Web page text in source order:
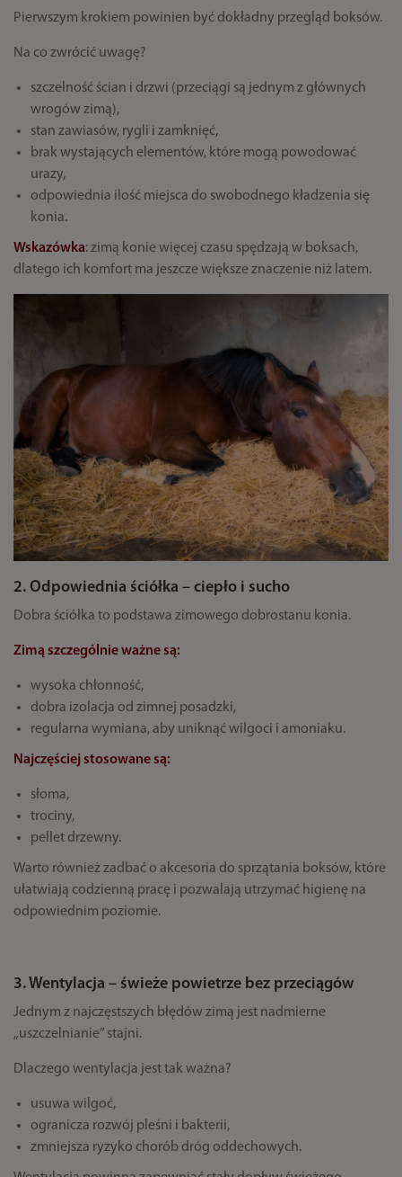
Pierwszym krokiem powinien być dokładny przegląd boksów.
Na co zwrócić uwagę?
szczelność ścian i drzwi (przeciągi są jednym z głównych
wrogów zimą),
stan zawiasów, rygli i zamknięć,
brak wystających elementów, które mogą powodować
urazy,
odpowiednia ilość miejsca do swobodnego kładzenia się
konia.
Wskazówka: zimą konie więcej czasu spędzają w boksach,
dlatego ich komfort ma jeszcze większe znaczenie niż latem.
2. Odpowiednia ściółka – ciepło i sucho
Dobra ściółka to podstawa zimowego dobrostanu konia.
Zimą szczególnie ważne są:
wysoka chłonność,
dobra izolacja od zimnej posadzki,
regularna wymiana, aby uniknąć wilgoci i amoniaku.
Najczęściej stosowane są:
słoma,
trociny,
pellet drzewny.
Warto również zadbać o akcesoria do sprzątania boksów, które
ułatwiają codzienną pracę i pozwalają utrzymać higienę na
odpowiednim poziomie.
3. Wentylacja – świeże powietrze bez przeciągów
Jednym z najczęstszych błędów zimą jest nadmierne
„uszczelnianie” stajni.
Dlaczego wentylacja jest tak ważna?
usuwa wilgoć,
ogranicza rozwój pleśni i bakterii,
zmniejsza ryzyko chorób dróg oddechowych.